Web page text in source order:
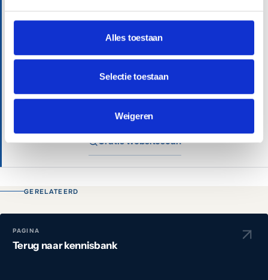
Alles toestaan
Selectie toestaan
Weigeren
HULP NODIG?
Wij helpen je graag verder met persoonlijk advies.
Professionele websites vanaf €699 of €65 per
Plan een vrijblijvend gesprek
Gratis websitescan
GERELATEERD
PAGINA
Terug naar kennisbank